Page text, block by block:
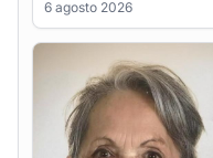
Maria Teresa Floris ved.
6 agosto 2026